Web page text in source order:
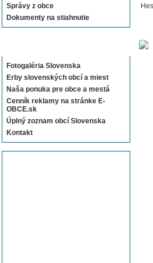
Správy z obce
Dokumenty na stiahnutie
Fotogaléria Slovenska
Erby slovenských obcí a miest
Naša ponuka pre obce a mestá
Cenník reklamy na stránke E-
OBCE.sk
Úplný zoznam obcí Slovenska
Kontakt